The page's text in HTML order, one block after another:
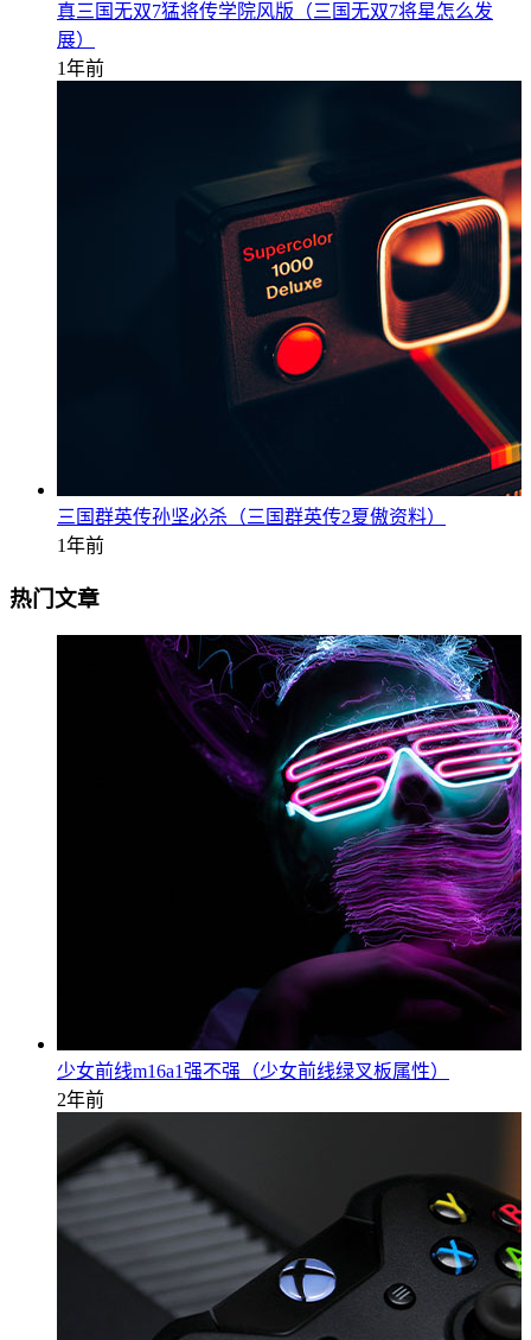
真三国无双7猛将传学院风版（三国无双7将星怎么发
展）
1年前
三国群英传孙坚必杀（三国群英传2夏傲资料）
1年前
热门文章
少女前线m16a1强不强（少女前线绿叉板属性）
2年前